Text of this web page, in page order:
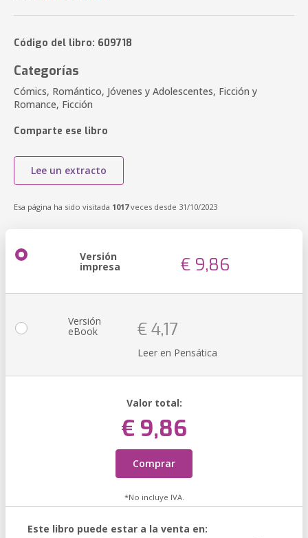
Código del libro: 609718
Categorías
Cómics, Romántico, Jóvenes y Adolescentes, Ficción y
Romance, Ficción
Comparte ese libro
Lee un extracto
Esa página ha sido visitada 1017veces desde 31/10/2023
Versión
impresa € 9,86
Versión
eBook € 4,17
Leer en Pensática
Valor total:
€ 9,86
Comprar
*No incluye IVA.
Este libro puede estar a la venta en: